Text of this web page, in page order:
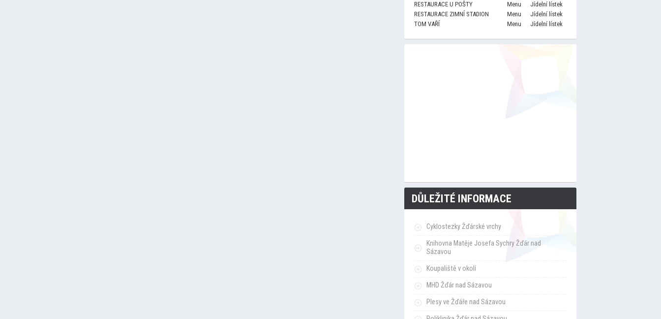
RESTAURACE U POŠTY
Menu
Jídelní lístek
RESTAURACE ZIMNÍ STADION
Menu
Jídelní lístek
TOM VAŘÍ
Menu Jídelní lístek
DŮLEŽITÉ INFORMACE
Cyklostezky Žďárské vrchy
Knihovna Matěje Josefa Sychry Žďár nad
Sázavou
Koupaliště v okolí
MHD Žďár nad Sázavou
Plesy ve Žďáře nad Sázavou